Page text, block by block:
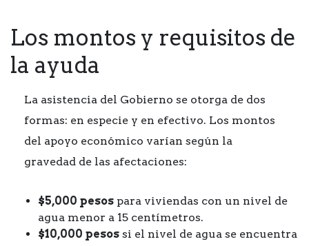
Los montos y requisitos de
la ayuda
La asistencia del Gobierno se otorga de dos
formas: en especie y en efectivo. Los montos
del apoyo económico varían según la
gravedad de las afectaciones:
$5,000 pesos para viviendas con un nivel de
agua menor a 15 centímetros.
$10,000 pesos si el nivel de agua se encuentra